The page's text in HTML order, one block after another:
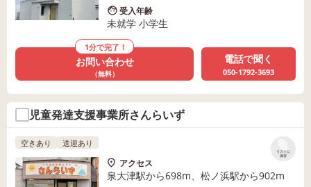
受入年齢
未就学 小学生
1分で完了！
お問い合わせ
（無料）
電話で聞く
050-1792-3693
児童発達支援事業所さんらいず
リストに
保存
空きあり 送迎あり
アクセス
泉大津駅から698m、松ノ浜駅から902m